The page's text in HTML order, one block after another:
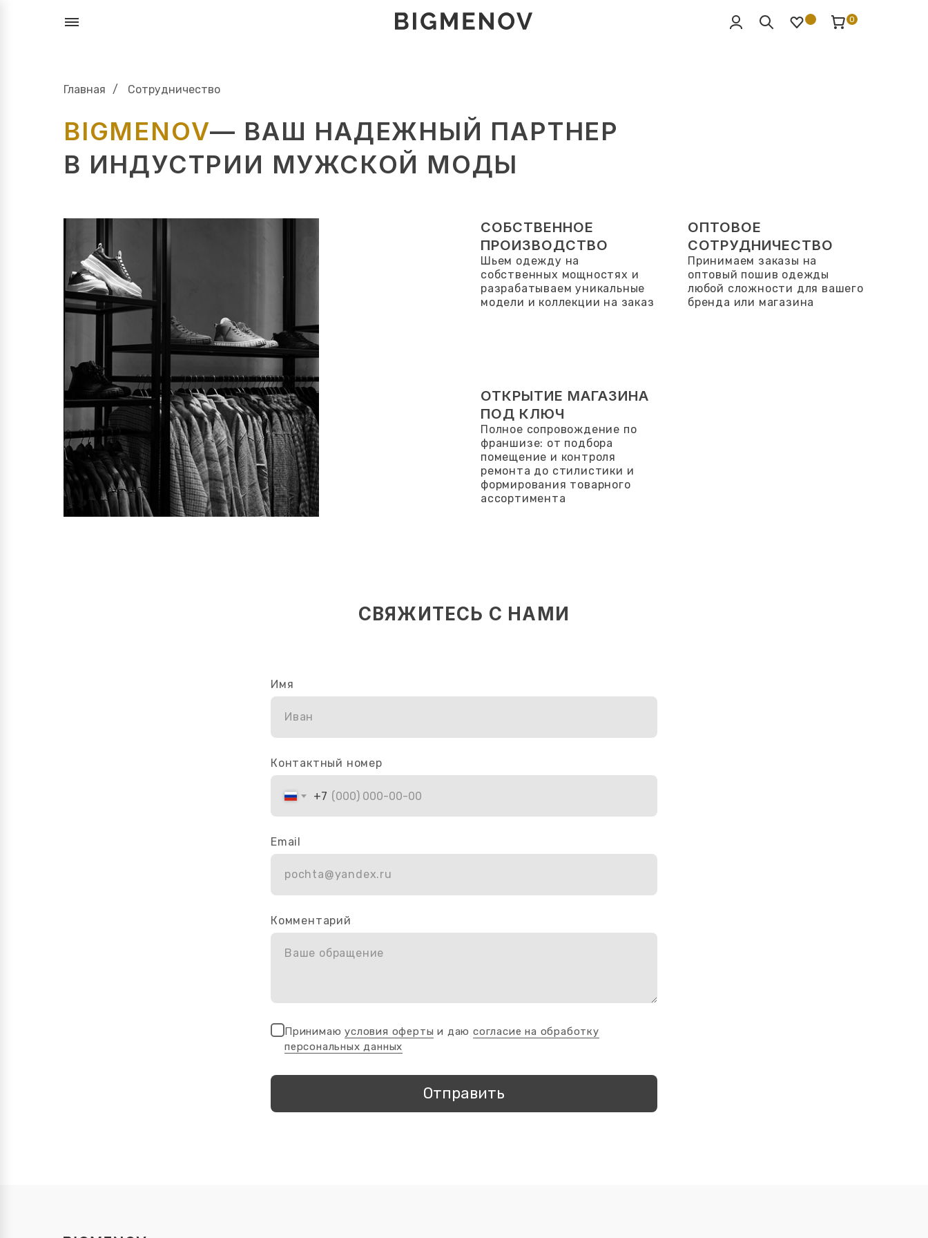
0
Главная / Сотрудничество
BIGMENOV— ВАШ НАДЕЖНЫЙ ПАРТНЕР
В ИНДУСТРИИ МУЖСКОЙ МОДЫ
ОПТОВОЕ
СОТРУДНИЧЕСТВО
Принимаем заказы на
оптовый пошив одежды
любой сложности для вашего
бренда или магазина
СОБСТВЕННОЕ
ПРОИЗВОДСТВО
Шьем одежду на
собственных мощностях и
разрабатываем уникальные
модели и коллекции на заказ
ОТКРЫТИЕ МАГАЗИНА
ПОД КЛЮЧ
Полное сопровождение по
франшизе: от подбора
помещение и контроля
ремонта до стилистики и
формирования товарного
ассортимента
СВЯЖИТЕСЬ С НАМИ
Имя
Иван
Контактный номер
+7
Email
pochta@yandex.ru
Комментарий
Ваше обращение
Принимаюусловия оферты и даюсогласие на обработку
персональных данных
Отправить